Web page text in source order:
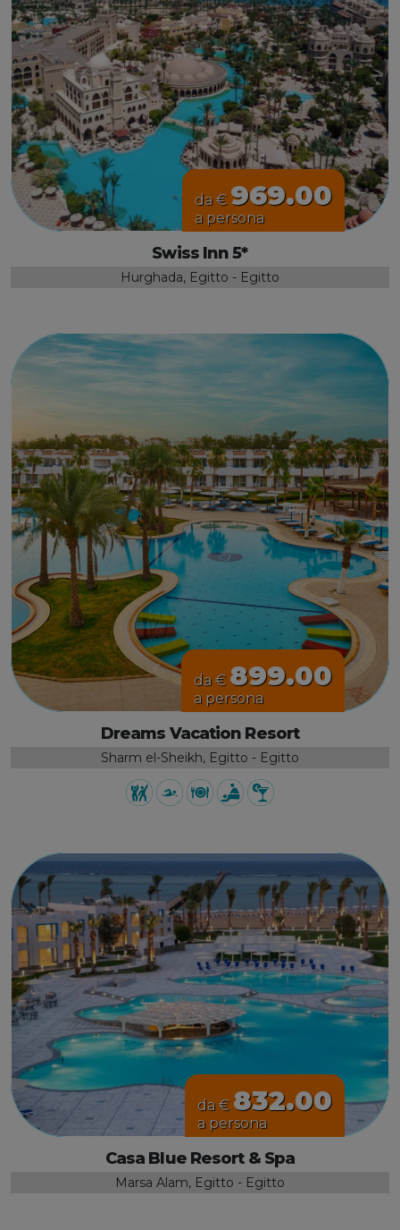
da € 969.00
a persona
Swiss Inn 5*
Hurghada, Egitto - Egitto
da € 899.00
a persona
Dreams Vacation Resort
Sharm el-Sheikh, Egitto - Egitto
da € 832.00
a persona
Casa Blue Resort & Spa
Marsa Alam, Egitto - Egitto